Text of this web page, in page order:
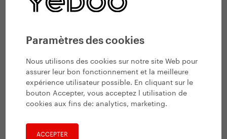
Paramètres des cookies
Nous utilisons des cookies sur notre site Web pour
assurer leur bon fonctionnement et la meilleure
expérience utilisateur possible. En cliquant sur le
bouton Accepter, vous acceptez l utilisation de
cookies aux fins de:analytics, marketing.
ACCEPTER
hydratera et complétera les minéraux.
Je conseille par exemple du poisson accompagné de pomme